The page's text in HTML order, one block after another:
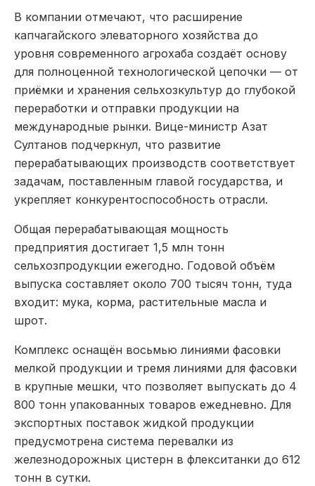
В компании отмечают, что расширение
капчагайского элеваторного хозяйства до
уровня современного агрохаба создаёт основу
для полноценной технологической цепочки — от
приёмки и хранения сельхозкультур до глубокой
переработки и отправки продукции на
международные рынки. Вице-министр Азат
Султанов подчеркнул, что развитие
перерабатывающих производств соответствует
задачам, поставленным главой государства, и
укрепляет конкурентоспособность отрасли.
Общая перерабатывающая мощность
предприятия достигает 1,5 млн тонн
сельхозпродукции ежегодно. Годовой объём
выпуска составляет около 700 тысяч тонн, туда
входит: мука, корма, растительные масла и
шрот.
Комплекс оснащён восьмью линиями фасовки
мелкой продукции и тремя линиями для фасовки
в крупные мешки, что позволяет выпускать до 4
800 тонн упакованных товаров ежедневно. Для
экспортных поставок жидкой продукции
предусмотрена система перевалки из
железнодорожных цистерн в флекситанки до 612
тонн в сутки.